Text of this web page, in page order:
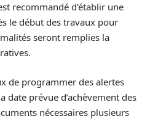
recommandé d’établir une
le début des travaux pour
seront remplies la
de programmer des alertes
date prévue d’achèvement des
nécessaires plusieurs